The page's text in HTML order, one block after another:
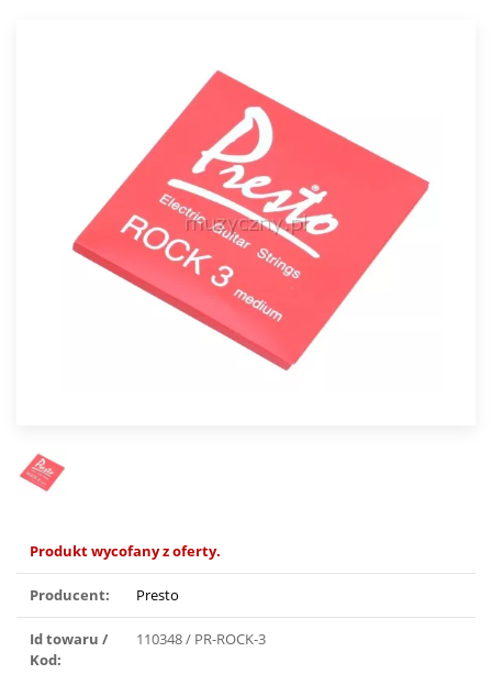
Produkt wycofany z oferty.
Producent: Presto
Id towaru /
Kod:
110348 / PR-ROCK-3